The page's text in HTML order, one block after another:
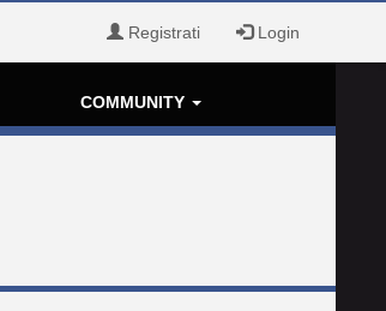
Registrati Login
COMMUNITY